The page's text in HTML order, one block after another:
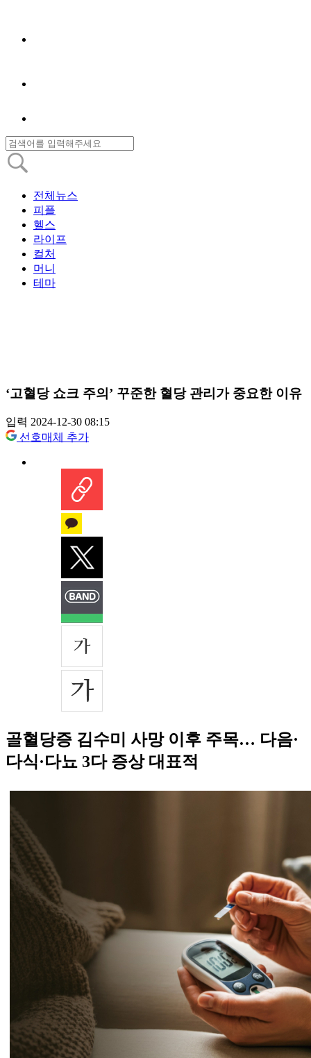
전체뉴스
피플
헬스
라이프
컬처
머니
테마
‘고혈당 쇼크 주의’ 꾸준한 혈당 관리가 중요한 이유
입력 2024-12-30 08:15
선호매체 추가
골혈당증 김수미 사망 이후 주목… 다음·
다식·다뇨 3다 증상 대표적